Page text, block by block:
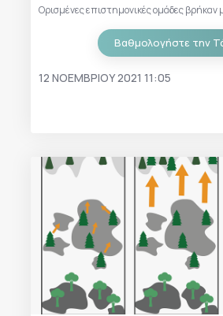
Ορισμένες επιστημονικές ομάδες βρήκαν
Βαθμολογήστε την
12 ΝΟΕΜΒΡΊΟΥ 2021 11:05